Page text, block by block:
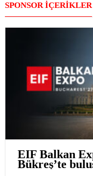
SPONSOR İÇERİKLER
EIF Balkan
Bükreş’te